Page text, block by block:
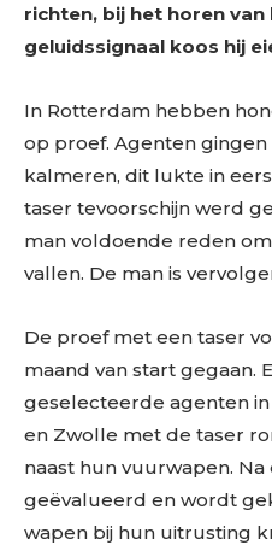
richten, bij het horen van
geluidssignaal koos hij
In Rotterdam hebben
op proef. Agenten
kalmeren, dit lukte in
taser tevoorschijn werd
man voldoende reden
vallen. De man is
De proef met een taser
maand van start gegaan.
geselecteerde agenten
en Zwolle met de taser
naast hun vuurwapen.
geëvalueerd en wordt
wapen bij hun uitrusting